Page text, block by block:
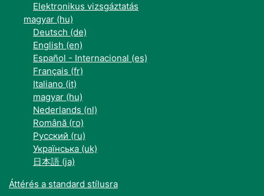
Elektronikus vizsgáztatás
magyar ‎(hu)‎
Deutsch ‎(de)‎
English ‎(en)‎
Español - Internacional ‎(es)‎
Français ‎(fr)‎
Italiano ‎(it)‎
magyar ‎(hu)‎
Nederlands ‎(nl)‎
Română ‎(ro)‎
Русский ‎(ru)‎
Українська ‎(uk)‎
日本語 ‎(ja)‎
Áttérés a standard stílusra